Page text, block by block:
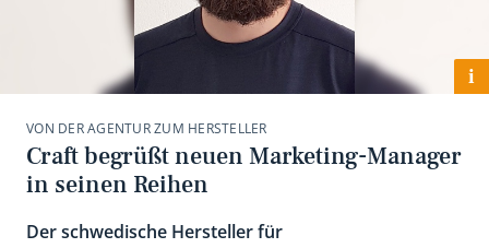
i
VON DER AGENTUR ZUM HERSTELLER
Craft begrüßt neuen Marketing-Manager
in seinen Reihen
Der schwedische Hersteller für